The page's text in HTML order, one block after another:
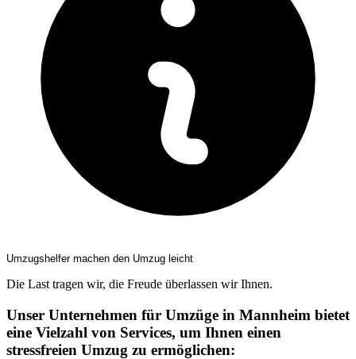
Umzugshelfer machen den Umzug leicht
Die Last tragen wir, die Freude überlassen wir Ihnen.
Unser Unternehmen für Umzüge in Mannheim bietet
eine Vielzahl von Services, um Ihnen einen
stressfreien Umzug zu ermöglichen: